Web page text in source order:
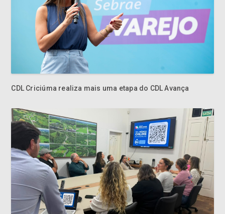
CDL Criciúma realiza mais uma etapa do CDL Avança